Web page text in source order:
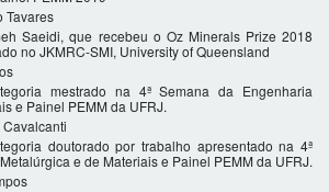
Tavares
Saeidi, que recebeu o Oz Minerals Prize 2018
no JKMRC-SMI, University of Queensland
mestrado na 4ª Semana da Engenharia
e Painel PEMM da UFRJ.
doutorado por trabalho apresentado na 4ª
e de Materiais e Painel PEMM da UFRJ.